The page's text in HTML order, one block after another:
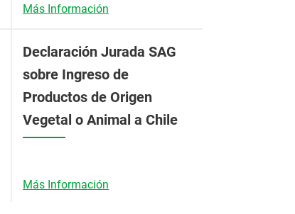
Más Información
Declaración Jurada SAG
sobre Ingreso de
Productos de Origen
Vegetal o Animal a Chile
Más Información